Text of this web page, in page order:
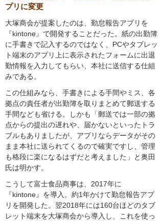
プリに変更
大塚商会が提案したのは、勤怠報告アプリを
『kintone』で開発することだった。紙の出勤簿
に手書きで記入するのではなく、PCやタブレッ
ト端末のアプリ上に表示されたフォームに出退
勤情報を入力してもらい、本社に送信する仕組
みである。
この仕組みなら、手書きによる手間やミス、各
拠点の責任者が出勤簿を取りまとめて郵送する
手間なども省ける。しかも「郵送では一部の拠
点からの提出の遅れや、届かないといったトラ
ブルもありましたが、アプリならデータがその
まま本社に送られてくるので確実ですし、管理
も格段に楽になるはずだと考えました」と奥田
氏は明かす。
こうして富士食品商事は、2017年に
『kintone』を導入。約1年かけて勤怠報告アプ
リを開発した。翌2018年には160台ほどのタブ
レット端末を大塚商会から導入し、これを使っ